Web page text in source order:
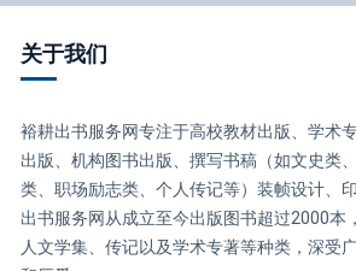
关于我们
裕耕出书服务网专注于高校教材出版、学术
出版、机构图书出版、撰写书稿（如文史类
类、职场励志类、个人传记等）装帧设计、
出书服务网从成立至今出版图书超过2000本
人文学集、传记以及学术专著等种类，深受